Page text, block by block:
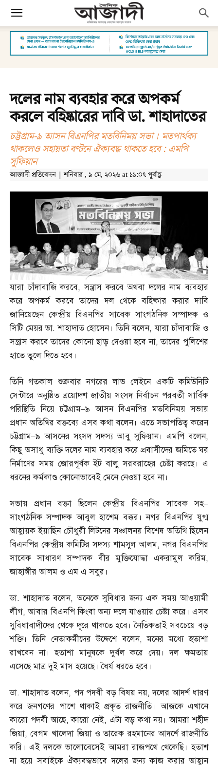
দলের নাম ব্যবহার করে অপকর্ম
করলে বহিষ্কারের দাবি ডা. শাহাদাতের
চট্টগ্রাম-৯ আসন বিএনপির মতবিনিময় সভা । মতপার্থক্য
থাকলেও সহায়তা বণ্টনে ঐক্যবদ্ধ থাকতে হবে : এমপি
সুফিয়ান
আজাদী প্রতিবেদন | শনিবার , ৯ মে, ২০২৬ at ১১:০৭ পূর্বাহ্ণ
যারা চাঁদাবাজি করবে,সন্ত্রাস করবে অথবা দলের নাম ব্যবহার
করে অপকর্ম করবে তাদের দল থেকে বহিষ্কার করার দাবি
জানিয়েছেন কেন্দ্রীয় বিএনপির সাবেক সাংগঠনিক সম্পাদক ও
সিটি মেয়র ডা.শাহাদাত হোসেন। তিনি বলেন,যারা চাঁদাবাজি ও
সন্ত্রাস করবে তাদের কোনো ছাড় দেওয়া হবে না,তাদের পুলিশের
হাতে তুলে দিতে হবে।
তিনি গতকাল শুক্রবার নগরের লাভ লেইনে একটি কমিউনিটি
সেন্টারে অনুষ্ঠিত ত্রয়োদশ জাতীয় সংসদ নির্বাচন পরবর্তী সার্বিক
পরিস্থিতি নিয়ে চট্টগ্রাম–৯ আসন বিএনপির মতবিনিময় সভায়
প্রধান অতিথির বক্তব্যে এসব কথা বলেন। এতে সভাপতিত্ব করেন
চট্টগ্রাম–৯ আসনের সংসদ সদস্য আবু সুফিয়ান। এমপি বলেন,
কিছু অসাধু ব্যক্তি দলের নাম ব্যবহার করে প্রবাসীদের জমিতে ঘর
নির্মাণের সময় জোরপূর্বক ইট বালু সরবরাহের চেষ্টা করছে। এ
ধরনের কর্মকাণ্ড কোনোভাবেই মেনে নেওয়া হবে না।
সভায় প্রধান বক্তা ছিলেন কেন্দ্রীয় বিএনপির সাবেক সহ–
সাংগঠনিক সম্পাদক আবুল হাশেম বক্কর। নগর বিএনপির যুগ্ম
আহ্বায়ক ইয়াছিন চৌধুরী লিটনের সঞ্চালনয় বিশেষ অতিথি ছিলেন
বিএনপির কেন্দ্রীয় কমিটির সদস্য শামসুল আলম,নগর বিএনপির
সাবেক সাধারণ সম্পাদক বীর মুক্তিযোদ্ধা একরামুল করিম,
জাহাঙ্গীর আলম ও এম এ সবুর।
ডা.শাহাদাত বলেন,অনেকে সুবিধার জন্য এক সময় আওয়ামী
লীগ,আবার বিএনপি কিংবা অন্য দলে যাওয়ার চেষ্টা করে। এসব
সুবিধাবাদীদের থেকে দূরে থাকতে হবে। নৈতিকতাই সবচেয়ে বড়
শক্তি। তিনি নেতাকর্মীদের উদ্দেশে বলেন,মনের মধ্যে হতাশা
রাখবেন না। হতাশা মানুষকে দুর্বল করে দেয়। দল ক্ষমতায়
এসেছে মাত্র দুই মাস হয়েছে। ধৈর্য ধরতে হবে।
ডা.শাহাদাত বলেন, পদ পদবী বড় বিষয় নয়,দলের আদর্শ ধারণ
করে জনগণের পাশে থাকাই প্রকৃত রাজনীতি। আজকে এখানে
কারো পদবী আছে,কারো নেই,এটা বড় কথা নয়। আমরা শহীদ
জিয়া,বেগম খালেদা জিয়া ও তারেক রহমানের আদর্শে রাজনীতি
করি। এই দলকে ভালোবেসেই আমরা রাজপথে থেকেছি। হতাশ
না হয়ে সবাইকে ঐক্যবদ্ধভাবে দলের জন্য কাজ করার আহ্বান